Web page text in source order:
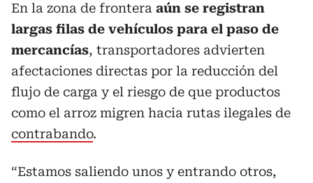
En la zona de frontera aún se registran
largas filas de vehículos para el paso de
mercancías, transportadores advierten
afectaciones directas por la reducción del
flujo de carga y el riesgo de que productos
como el arroz migren hacia rutas ilegales de
contrabando.
“Estamos saliendo unos y entrando otros,